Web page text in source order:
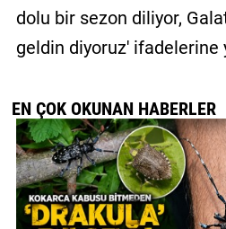
dolu bir sezon diliyor,
geldin diyoruz' ifadelerine
EN ÇOK OKUNAN HABERLER